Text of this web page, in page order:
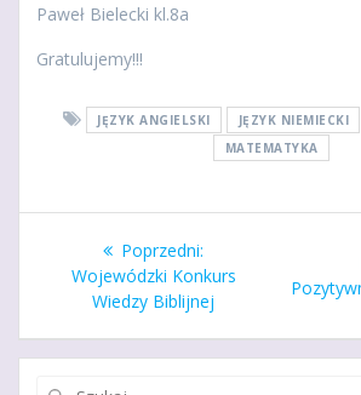
Paweł Bielecki kl.8a
Gratulujemy!!!
JĘZYK ANGIELSKI JĘZYK NIEMIECKI
MATEMATYKA
Nawigacja
wpisu
Poprzedni:
wpis:
Wojewódzki Konkurs
Wiedzy Biblijnej